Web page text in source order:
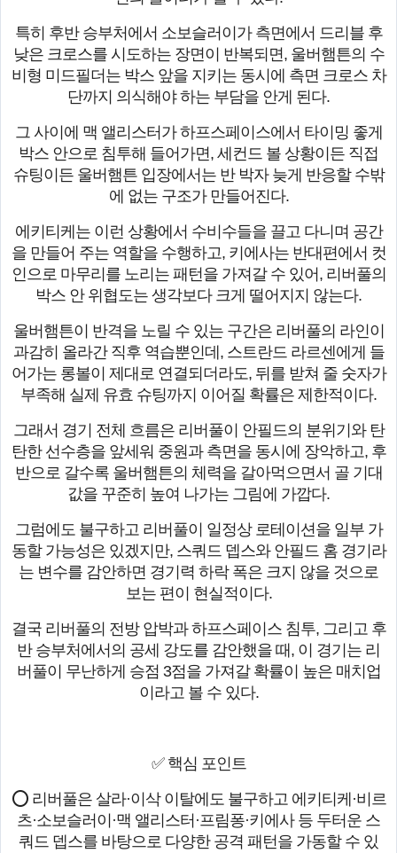
특히 후반 승부처에서 소보슬러이가 측면에서 드리블 후
낮은 크로스를 시도하는 장면이 반복되면, 울버햄튼의 수
비형 미드필더는 박스 앞을 지키는 동시에 측면 크로스 차
단까지 의식해야 하는 부담을 안게 된다.
그 사이에 맥 앨리스터가 하프스페이스에서 타이밍 좋게
박스 안으로 침투해 들어가면, 세컨드 볼 상황이든 직접
슈팅이든 울버햄튼 입장에서는 반 박자 늦게 반응할 수밖
에 없는 구조가 만들어진다.
에키티케는 이런 상황에서 수비수들을 끌고 다니며 공간
을 만들어 주는 역할을 수행하고, 키에사는 반대편에서 컷
인으로 마무리를 노리는 패턴을 가져갈 수 있어, 리버풀의
박스 안 위협도는 생각보다 크게 떨어지지 않는다.
울버햄튼이 반격을 노릴 수 있는 구간은 리버풀의 라인이
과감히 올라간 직후 역습뿐인데, 스트란드 라르센에게 들
어가는 롱볼이 제대로 연결되더라도, 뒤를 받쳐 줄 숫자가
부족해 실제 유효 슈팅까지 이어질 확률은 제한적이다.
그래서 경기 전체 흐름은 리버풀이 안필드의 분위기와 탄
탄한 선수층을 앞세워 중원과 측면을 동시에 장악하고, 후
반으로 갈수록 울버햄튼의 체력을 갈아먹으면서 골 기대
값을 꾸준히 높여 나가는 그림에 가깝다.
그럼에도 불구하고 리버풀이 일정상 로테이션을 일부 가
동할 가능성은 있겠지만, 스쿼드 뎁스와 안필드 홈 경기라
는 변수를 감안하면 경기력 하락 폭은 크지 않을 것으로
보는 편이 현실적이다.
결국 리버풀의 전방 압박과 하프스페이스 침투, 그리고 후
반 승부처에서의 공세 강도를 감안했을 때, 이 경기는 리
버풀이 무난하게 승점 3점을 가져갈 확률이 높은 매치업
이라고 볼 수 있다.
✅ 핵심 포인트
⭕ 리버풀은 살라·이삭 이탈에도 불구하고 에키티케·비르
츠·소보슬러이·맥 앨리스터·프림퐁·키에사 등 두터운 스
쿼드 뎁스를 바탕으로 다양한 공격 패턴을 가동할 수 있